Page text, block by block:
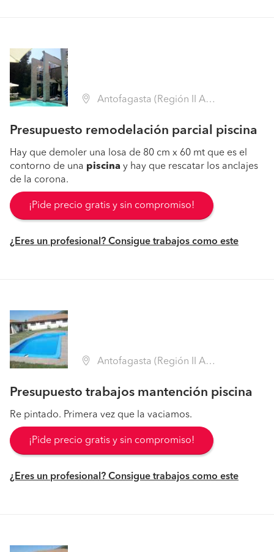
Antofagasta (Región II Antofagasta - Antofagasta)
Presupuesto remodelación parcial piscina
Hay que demoler una losa de 80 cm x 60 mt que es el
contorno de una piscina y hay que rescatar los anclajes
de la corona.
¡Pide precio gratis y sin compromiso!
¿Eres un profesional? Consigue trabajos como este
Antofagasta (Región II Antofagasta - Antofagasta)
Presupuesto trabajos mantención piscina
Re pintado. Primera vez que la vaciamos.
¡Pide precio gratis y sin compromiso!
¿Eres un profesional? Consigue trabajos como este